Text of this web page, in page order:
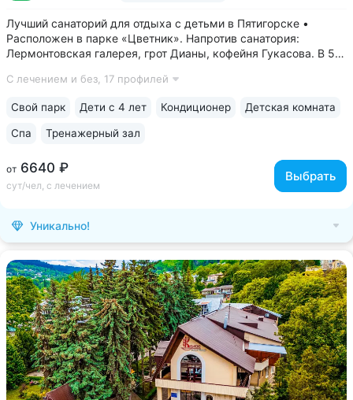
Лучший санаторий для отдыха с детьми в Пятигорске •
Расположен в парке «Цветник». Напротив санатория:
Лермонтовская галерея, грот Дианы, кофейня Гукасова. В 5-х
Краеведческий музей, Спасский собор • Центральная
С лечением и без, 17 профилей
от 6640 ₽
сут/чел, с лечением
Выбрать
Свой парк Дети с 4 лет Кондиционер Детская комната
Спа Тренажерный зал
Уникально!